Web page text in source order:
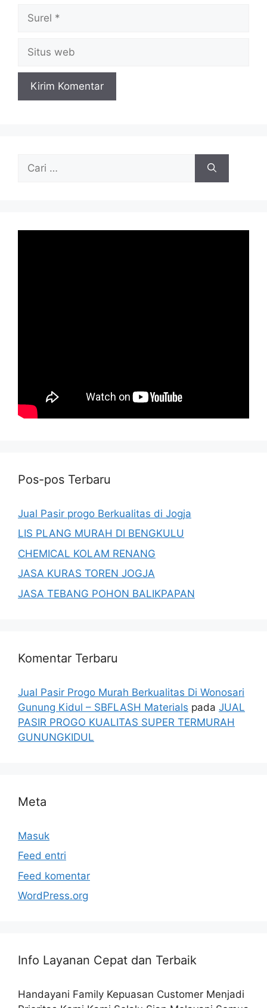
web
untuk:
Pos-pos Terbaru
Jual Pasir progo Berkualitas di Jogja
LIS PLANG MURAH DI BENGKULU
CHEMICAL KOLAM RENANG
JASA KURAS TOREN JOGJA
JASA TEBANG POHON BALIKPAPAN
Komentar Terbaru
Jual Pasir Progo Murah Berkualitas Di Wonosari
Gunung Kidul – SBFLASH Materials pada JUAL
PASIR PROGO KUALITAS SUPER TERMURAH
GUNUNGKIDUL
Meta
Masuk
Feed entri
Feed komentar
WordPress.org
Info Layanan Cepat dan Terbaik
Handayani Family Kepuasan Customer Menjadi